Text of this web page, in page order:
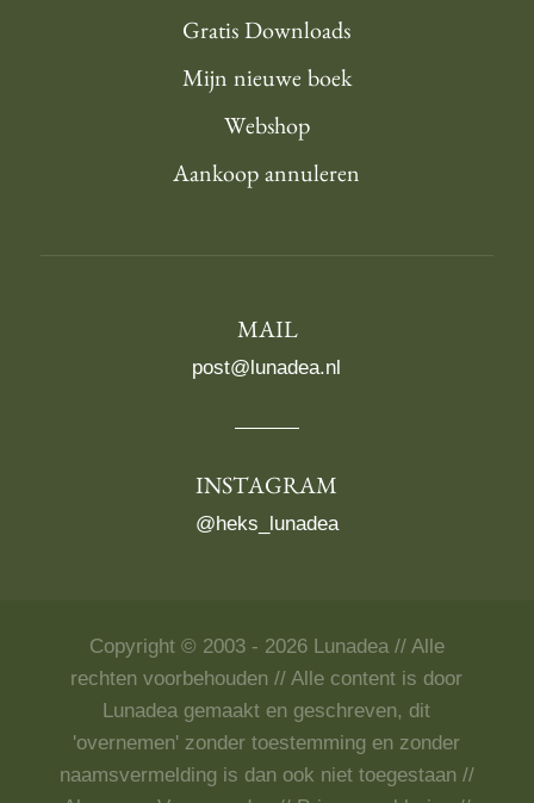
Gratis Downloads
Mijn nieuwe boek
Webshop
Aankoop annuleren
MAIL
post@lunadea.nl
INSTAGRAM
@heks_lunadea
Copyright © 2003 - 2026 Lunadea // Alle
rechten voorbehouden // Alle content is door
Lunadea gemaakt en geschreven, dit
'overnemen' zonder toestemming en zonder
naamsvermelding is dan ook niet toegestaan //